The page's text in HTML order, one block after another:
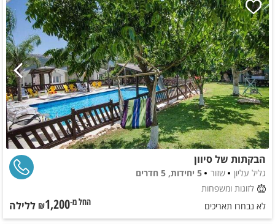
הבקתות של סיוון
גליל עליון שזור
5 יחידות, 5 חדרים
לזוגות ומשפחות
לא נבחרו תאריכים
החל מ-₪1,200 ללילה